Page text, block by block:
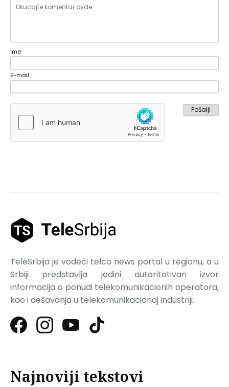
Ime
E-mail
TeleSrbija je vodeći telco news portal u regionu, a u
Srbiji predstavlja jedini autoritativan izvor
informacija o ponudi telekomunikacionih operatora,
kao i dešavanja u telekomunikacionoj industriji.
Najnoviji tekstovi